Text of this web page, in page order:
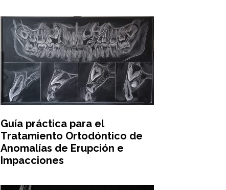
Guía práctica para el
Tratamiento Ortodóntico de
Anomalías de Erupción e
Impacciones